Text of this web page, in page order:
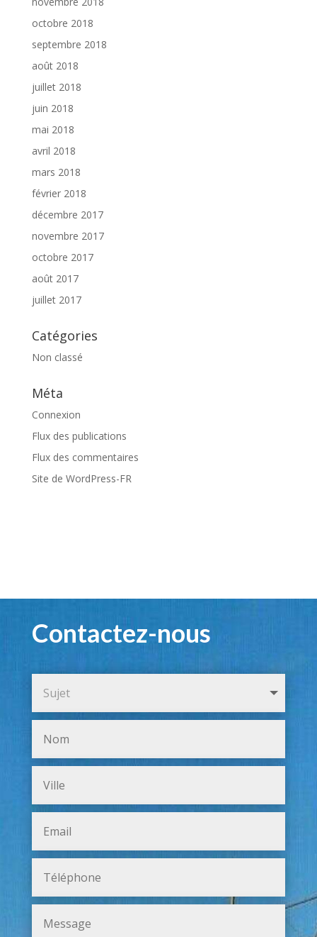
octobre 2018
septembre 2018
août 2018
juillet 2018
juin 2018
mai 2018
avril 2018
mars 2018
février 2018
décembre 2017
novembre 2017
octobre 2017
août 2017
juillet 2017
Catégories
Non classé
Méta
Connexion
Flux des publications
Flux des commentaires
Site de WordPress-FR
Contactez-nous